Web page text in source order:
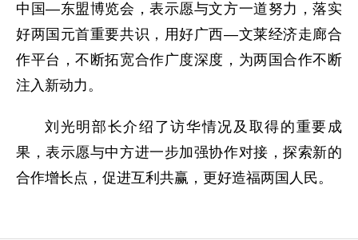
中国—东盟博览会，表示愿与文方一道努力，落实
好两国元首重要共识，用好广西—文莱经济走廊合
作平台，不断拓宽合作广度深度，为两国合作不断
注入新动力。
刘光明部长介绍了访华情况及取得的重要成
果，表示愿与中方进一步加强协作对接，探索新的
合作增长点，促进互利共赢，更好造福两国人民。